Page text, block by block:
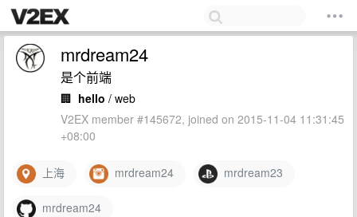
mrdream24
是个前端
🏢 hello / web
V2EX member #145672, joined on 2015-11-04 11:31:45
+08:00
上海 mrdream24 mrdream23
mrdream24